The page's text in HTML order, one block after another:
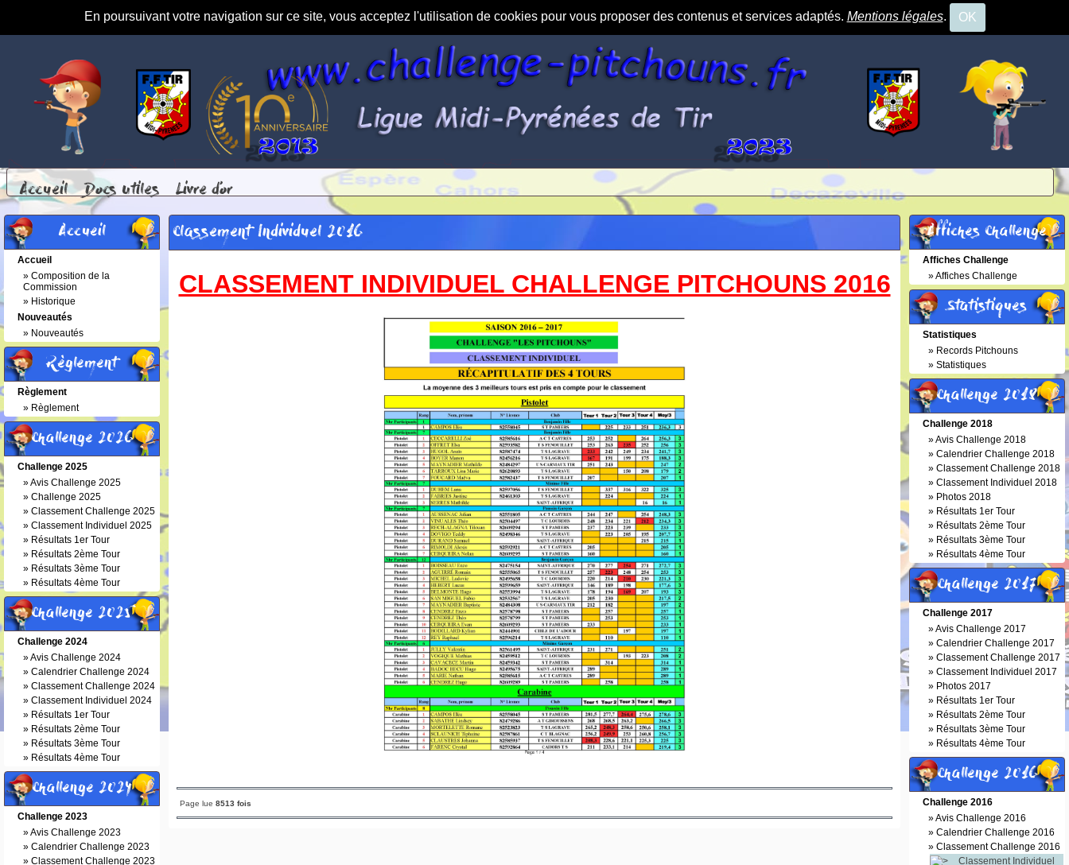
En poursuivant votre navigation sur ce site, vous acceptez l'utilisation de cookies pour vous proposer des contenus et services adaptés. Mentions légales. OK
Accueil Docs Utiles Livre d'or
Accueil
Accueil
» Composition de la
Commission
» Historique
Nouveautés
» Nouveautés
Règlement
Règlement
» Règlement
Challenge 2026
Challenge 2025
»Avis Challenge 2025
» Challenge 2025
» Classement Challenge 2025
» Classement Individuel 2025
» Résultats 1er Tour
» Résultats 2ème Tour
» Résultats 3ème Tour
» Résultats 4ème Tour
Challenge 2025
Challenge 2024
»Avis Challenge 2024
» Calendrier Challenge 2024
» Classement Challenge 2024
» Classement Individuel 2024
» Résultats 1er Tour
» Résultats 2ème Tour
» Résultats 3ème Tour
» Résultats 4ème Tour
Challenge 2024
Challenge 2023
»Avis Challenge 2023
» Calendrier Challenge 2023
» Classement Challenge 2023
Classement Individuel 2016
CLASSEMENT INDIVIDUEL CHALLENGE PITCHOUNS 2016
Page lue 8513 fois
Affiches Challenge
Affiches Challenge
»Affiches Challenge
Statistiques
Statistiques
» Records Pitchouns
» Statistiques
Challenge 2018
Challenge 2018
»Avis Challenge 2018
» Calendrier Challenge 2018
» Classement Challenge 2018
» Classement Individuel 2018
» Photos 2018
» Résultats 1er Tour
» Résultats 2ème Tour
» Résultats 3ème Tour
» Résultats 4ème Tour
Challenge 2017
Challenge 2017
»Avis Challenge 2017
» Calendrier Challenge 2017
» Classement Challenge 2017
» Classement Individuel 2017
» Photos 2017
» Résultats 1er Tour
» Résultats 2ème Tour
» Résultats 3ème Tour
» Résultats 4ème Tour
Challenge 2016
Challenge 2016
»Avis Challenge 2016
» Calendrier Challenge 2016
» Classement Challenge 2016
Classement Individuel